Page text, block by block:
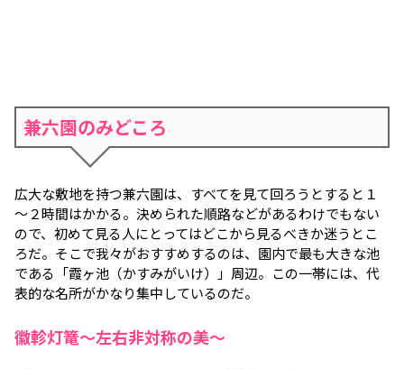
兼六園のみどころ
広大な敷地を持つ兼六園は、すべてを見て回ろうとすると１
～２時間はかかる。決められた順路などがあるわけでもない
ので、初めて見る人にとってはどこから見るべきか迷うとこ
ろだ。そこで我々がおすすめするのは、園内で最も大きな池
である「霞ヶ池（かすみがいけ）」周辺。この一帯には、代
表的な名所がかなり集中しているのだ。
徽軫灯篭～左右非対称の美～